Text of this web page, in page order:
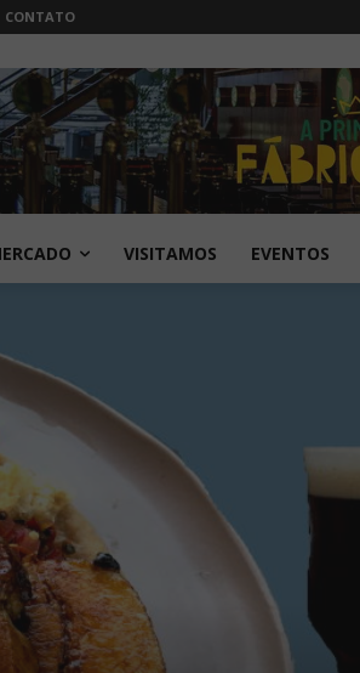
CONTATO
VISITAMOS EVENTOS